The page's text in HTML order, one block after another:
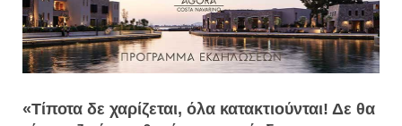
«Τίποτα δε χαρίζεται, όλα κατακτιούνται! Δε θα